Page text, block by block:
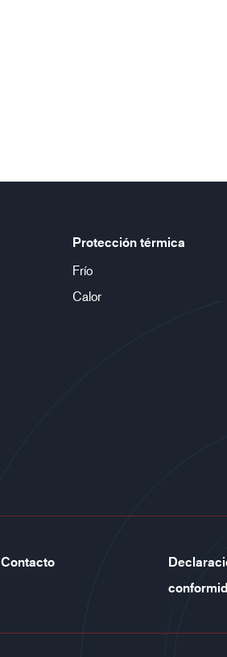
Protección térmica
Frío
Calor
Contacto